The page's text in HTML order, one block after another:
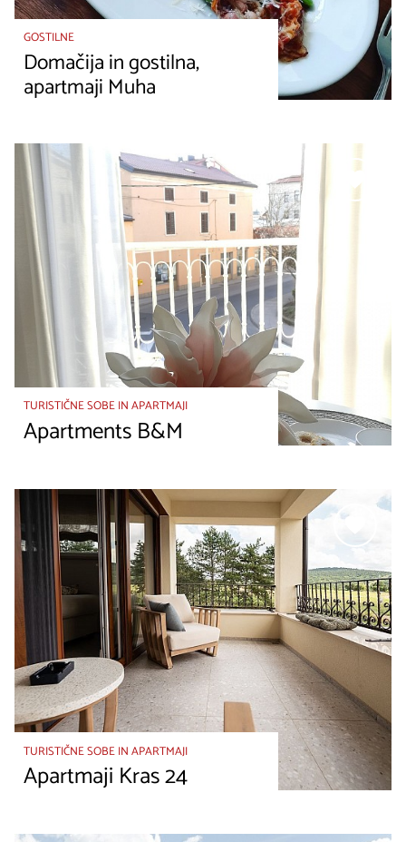
GOSTILNE
Domačija in gostilna,
apartmaji Muha
TURISTIČNE SOBE IN APARTMAJI
Apartments B&M
TURISTIČNE SOBE IN APARTMAJI
Apartmaji Kras 24